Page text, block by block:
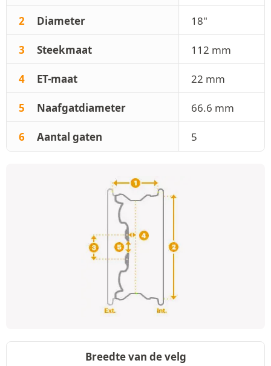
2 Diameter 18"
3 Steekmaat 112 mm
4 ET-maat 22 mm
5 Naafgatdiameter 66.6 mm
6 Aantal gaten 5
Breedte van de velg